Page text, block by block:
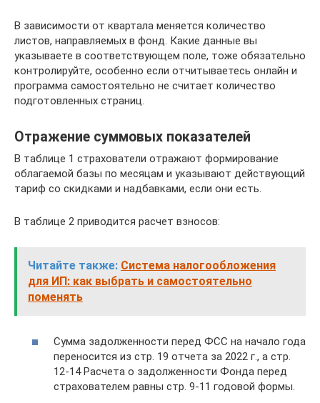
В зависимости от квартала меняется количество
листов, направляемых в фонд. Какие данные вы
указываете в соответствующем поле, тоже обязательно
контролируйте, особенно если отчитываетесь онлайн и
программа самостоятельно не считает количество
подготовленных страниц.
Отражение суммовых показателей
В таблице 1 страхователи отражают формирование
облагаемой базы по месяцам и указывают действующий
тариф со скидками и надбавками, если они есть.
В таблице 2 приводится расчет взносов:
Читайте также: Система налогообложения
для ИП: как выбрать и самостоятельно
поменять
Сумма задолженности перед ФСС на начало года
переносится из стр. 19 отчета за 2022 г., а стр.
12-14 Расчета о задолженности Фонда перед
страхователем равны стр. 9-11 годовой формы.